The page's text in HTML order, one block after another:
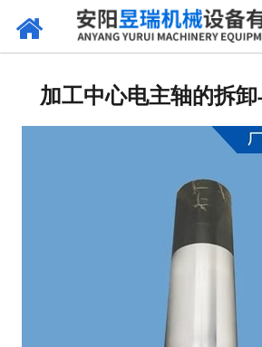
加工中心电主轴的拆